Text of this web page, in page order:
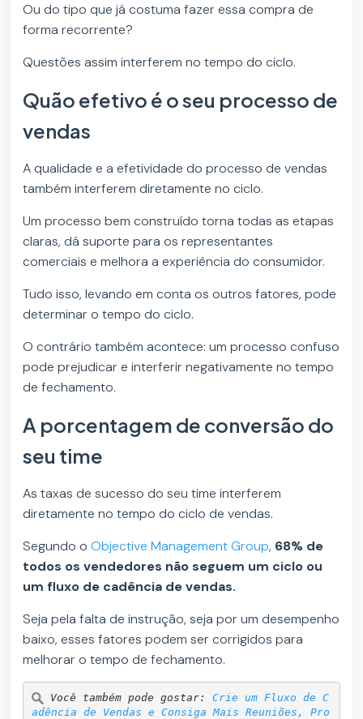
Ou do tipo que já costuma fazer essa compra de
forma recorrente?
Questões assim interferem no tempo do ciclo.
Quão efetivo é o seu processo de
vendas
A qualidade e a efetividade do processo de vendas
também interferem diretamente no ciclo.
Um processo bem construído torna todas as etapas
claras, dá suporte para os representantes
comerciais e melhora a experiência do consumidor.
Tudo isso, levando em conta os outros fatores, pode
determinar o tempo do ciclo.
O contrário também acontece: um processo confuso
pode prejudicar e interferir negativamente no tempo
de fechamento.
A porcentagem de conversão do
seu time
As taxas de sucesso do seu time interferem
diretamente no tempo do ciclo de vendas.
Segundo oObjective Management Group, 68% de
todos os vendedores não seguem um ciclo ou
um fluxo de cadência de vendas.
Seja pela falta de instrução, seja por um desempenho
baixo, esses fatores podem ser corrigidos para
melhorar o tempo de fechamento.
Você também pode gostar: Crie um Fluxo de C
adência de Vendas e Consiga Mais Reuniões, Pro